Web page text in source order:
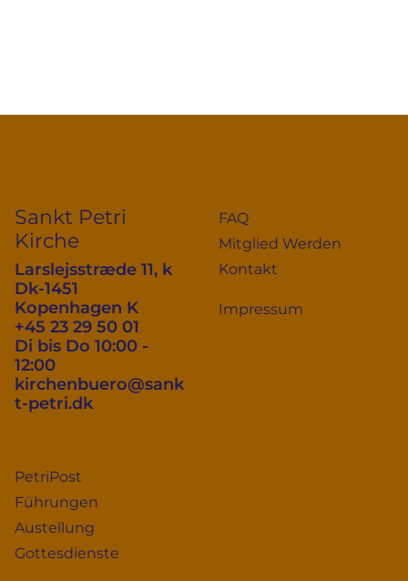
Sankt Petri
Kirche
Larslejsstræde 11, k
Dk-1451
Kopenhagen K
+45 23 29 50 01
Di bis Do 10:00 -
12:00
kirchenbuero@sank
t-petri.dk
FAQ
Mitglied Werden
Kontakt
Impressum
PetriPost
Führungen
Austellung
Gottesdienste